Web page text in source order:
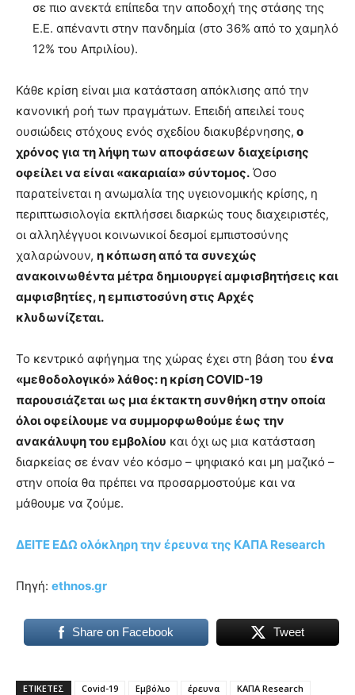
σε πιο ανεκτά επίπεδα την αποδοχή της στάσης της
Ε.Ε. απέναντι στην πανδημία (στο 36% από το χαμηλό
12% του Απριλίου).
Κάθε κρίση είναι μια κατάσταση απόκλισης από την
κανονική ροή των πραγμάτων. Επειδή απειλεί τους
ουσιώδεις στόχους ενός σχεδίου διακυβέρνησης, ο
χρόνος για τη λήψη των αποφάσεων διαχείρισης
οφείλει να είναι «ακαριαία» σύντομος. Όσο
παρατείνεται η ανωμαλία της υγειονομικής κρίσης, η
περιπτωσιολογία εκπλήσσει διαρκώς τους διαχειριστές,
οι αλληλέγγυοι κοινωνικοί δεσμοί εμπιστοσύνης
χαλαρώνουν, η κόπωση από τα συνεχώς
ανακοινωθέντα μέτρα δημιουργεί αμφισβητήσεις και
αμφισβητίες, η εμπιστοσύνη στις Αρχές
κλυδωνίζεται.
Το κεντρικό αφήγημα της χώρας έχει στη βάση του ένα
«μεθοδολογικό» λάθος: η κρίση COVID-19
παρουσιάζεται ως μια έκτακτη συνθήκη στην οποία
όλοι οφείλουμε να συμμορφωθούμε έως την
ανακάλυψη του εμβολίου και όχι ως μια κατάσταση
διαρκείας σε έναν νέο κόσμο – ψηφιακό και μη μαζικό –
στην οποία θα πρέπει να προσαρμοστούμε και να
μάθουμε να ζούμε.
ΔΕΙΤΕ ΕΔΩ ολόκληρη την έρευνα της KΑΠΑ Research
Πηγή: ethnos.gr
Share on Facebook Tweet
ΕΤΙΚΕΤΕΣ Covid-19 Εμβόλιο έρευνα
ΚΑΠΑ Research